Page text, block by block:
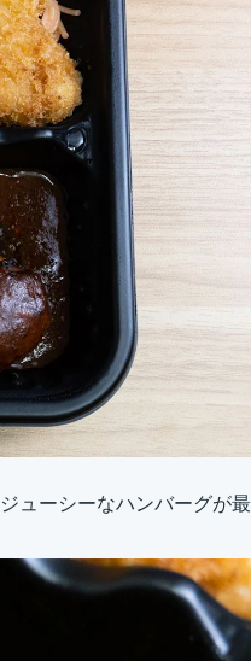
ューシーなハンバーグが最